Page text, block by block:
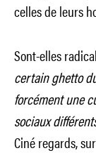
celles de leurs
Sont-elles
certain ghetto
forcément une
sociaux
Ciné regards,